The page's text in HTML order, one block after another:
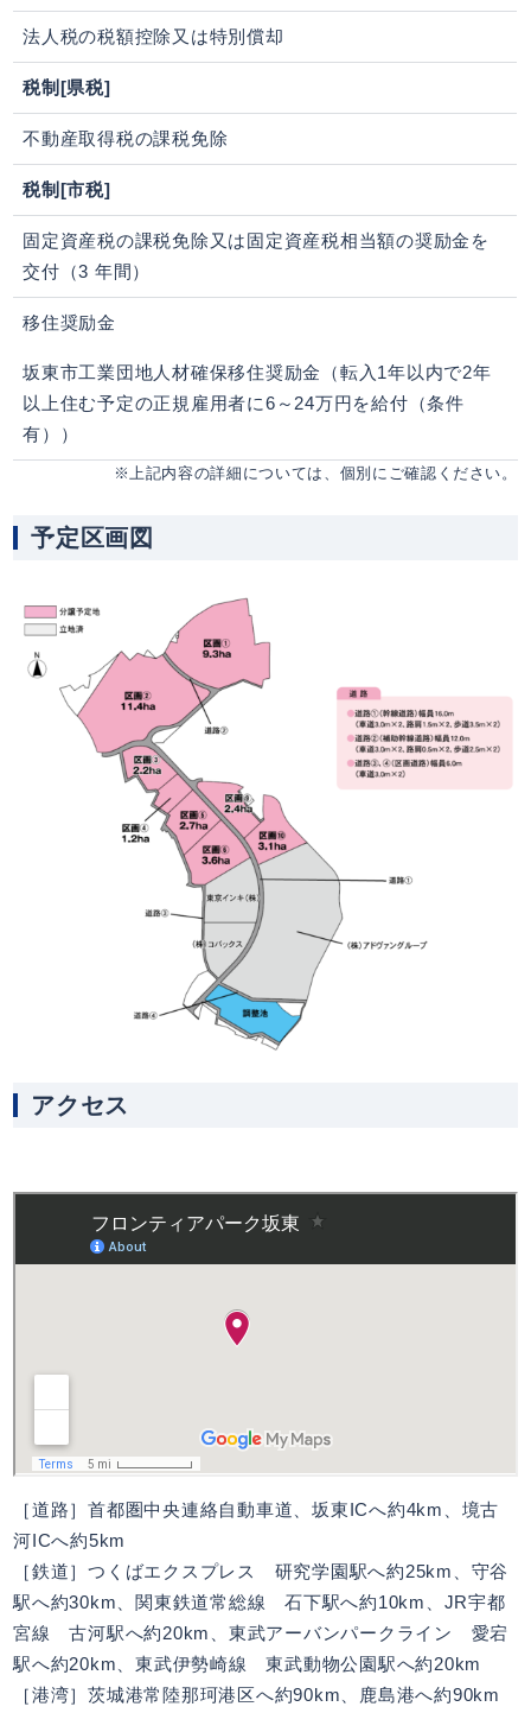
法人税の税額控除又は特別償却
税制[県税]
不動産取得税の課税免除
税制[市税]
固定資産税の課税免除又は固定資産税相当額の奨励金を
交付（3 年間）
移住奨励金
坂東市工業団地人材確保移住奨励金（転入1年以内で2年
以上住む予定の正規雇用者に6～24万円を給付（条件
有））
※上記内容の詳細については、個別にご確認ください。
予定区画図
アクセス
［道路］首都圏中央連絡自動車道、坂東ICへ約4km、境古
河ICへ約5km
［鉄道］つくばエクスプレス 研究学園駅へ約25km、守谷
駅へ約30km、関東鉄道常総線 石下駅へ約10km、JR宇都
宮線 古河駅へ約20km、東武アーバンパークライン 愛宕
駅へ約20km、東武伊勢崎線 東武動物公園駅へ約20km
［港湾］茨城港常陸那珂港区へ約90km、鹿島港へ約90km